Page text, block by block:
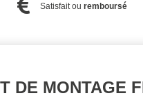
Satisfait ouremboursé
DE MONTAGE